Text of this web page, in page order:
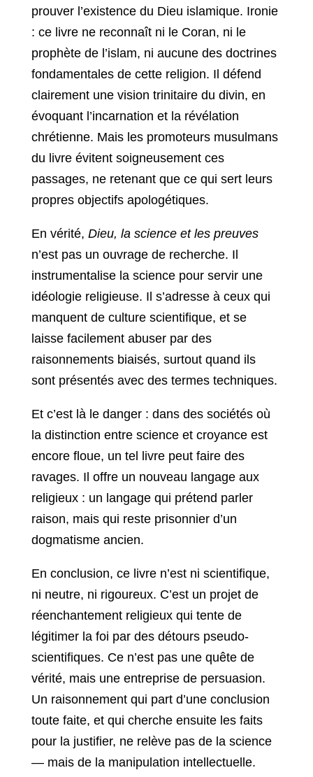
prouver l’existence du Dieu islamique. Ironie
: ce livre ne reconnaît ni le Coran, ni le
prophète de l’islam, ni aucune des doctrines
fondamentales de cette religion. Il défend
clairement une vision trinitaire du divin, en
évoquant l’incarnation et la révélation
chrétienne. Mais les promoteurs musulmans
du livre évitent soigneusement ces
passages, ne retenant que ce qui sert leurs
propres objectifs apologétiques.
En vérité, Dieu, la science et les preuves
n’est pas un ouvrage de recherche. Il
instrumentalise la science pour servir une
idéologie religieuse. Il s’adresse à ceux qui
manquent de culture scientifique, et se
laisse facilement abuser par des
raisonnements biaisés, surtout quand ils
sont présentés avec des termes techniques.
Et c’est là le danger : dans des sociétés où
la distinction entre science et croyance est
encore floue, un tel livre peut faire des
ravages. Il offre un nouveau langage aux
religieux : un langage qui prétend parler
raison, mais qui reste prisonnier d’un
dogmatisme ancien.
En conclusion, ce livre n’est ni scientifique,
ni neutre, ni rigoureux. C’est un projet de
réenchantement religieux qui tente de
légitimer la foi par des détours pseudo-
scientifiques. Ce n’est pas une quête de
vérité, mais une entreprise de persuasion.
Un raisonnement qui part d’une conclusion
toute faite, et qui cherche ensuite les faits
pour la justifier, ne relève pas de la science
— mais de la manipulation intellectuelle.